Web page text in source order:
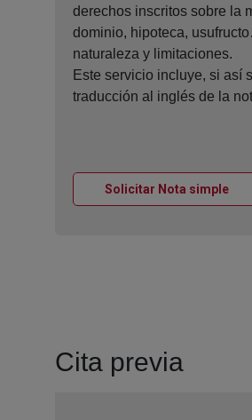
derechos inscritos sobre la
dominio, hipoteca,
naturaleza y limitaciones.
Este servicio incluye, si así
traducción al inglés de la
Solicitar Nota simple
Cita previa